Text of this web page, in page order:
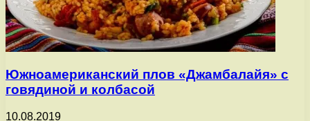
Южноамериканский плов «Джамбалайя» с
говядиной и колбасой
10.08.2019